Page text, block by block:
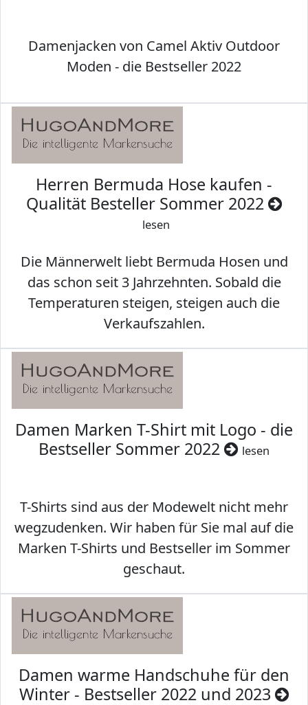
Damenjacken von Camel Aktiv Outdoor
Moden - die Bestseller 2022
Herren Bermuda Hose kaufen -
Qualität Besteller Sommer 2022
lesen
Die Männerwelt liebt Bermuda Hosen und
das schon seit 3 Jahrzehnten. Sobald die
Temperaturen steigen, steigen auch die
Verkaufszahlen.
Damen Marken T-Shirt mit Logo - die
Bestseller Sommer 2022
lesen
T-Shirts sind aus der Modewelt nicht mehr
wegzudenken. Wir haben für Sie mal auf die
Marken T-Shirts und Bestseller im Sommer
geschaut.
Damen warme Handschuhe für den
Winter - Bestseller 2022 und 2023